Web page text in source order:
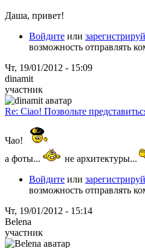
Даша, привет!
Войдите или
возможность отправлять
Чт, 19/01/2012 - 15:09
dinamit
участник
Re: Ciao! Позвольте
Чао!
а фоты...
не архитектуры...
Войдите или
возможность отправлять
Чт, 19/01/2012 - 15:14
Belena
участник